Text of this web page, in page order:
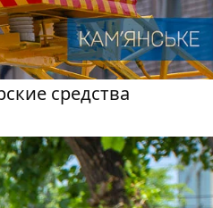
средства